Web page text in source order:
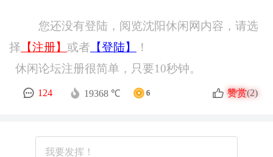
您还没有登陆，阅览沈阳休闲网内容，请选
择 【注册】 或者 【登陆】
！
休闲论坛注册很简单，只要10秒钟。
124 19368 ℃ 6 赞赏(2)